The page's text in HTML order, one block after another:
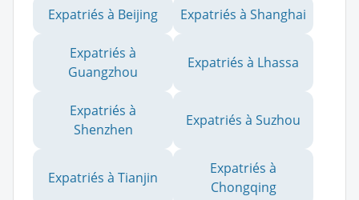
Expatriés à Beijing Expatriés à Shanghai
Expatriés à
Guangzhou
Expatriés à Lhassa
Expatriés à
Shenzhen
Expatriés à Suzhou
Expatriés à Tianjin
Expatriés à
Chongqing